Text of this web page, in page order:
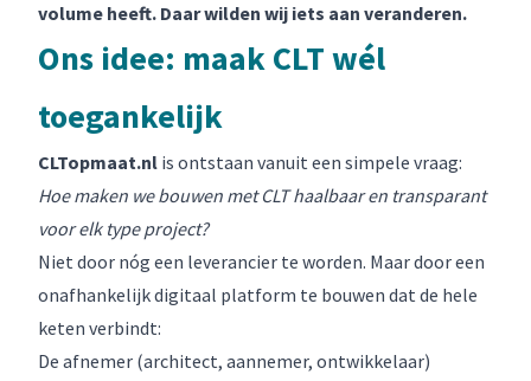
volume heeft. Daar wilden wij iets aan veranderen.
Ons idee: maak CLT wél
toegankelijk
CLTopmaat.nl is ontstaan vanuit een simpele vraag:
Hoe maken we bouwen met CLT haalbaar en transparant
voor elk type project?
Niet door nóg een leverancier te worden. Maar door een
onafhankelijk digitaal platform te bouwen dat de hele
keten verbindt:
De afnemer (architect, aannemer, ontwikkelaar)